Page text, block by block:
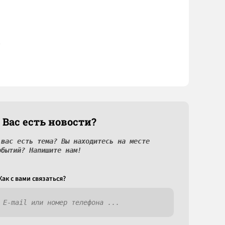
есть новости?
есть тема? Вы находитесь на месте
Напишите нам!
c вами связаться?